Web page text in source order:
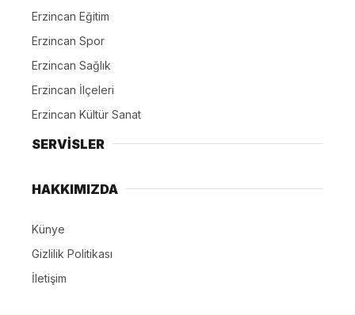
Erzincan Eğitim
Erzincan Spor
Erzincan Sağlık
Erzincan İlçeleri
Erzincan Kültür Sanat
SERVİSLER
HAKKIMIZDA
Künye
Gizlilik Politikası
İletişim